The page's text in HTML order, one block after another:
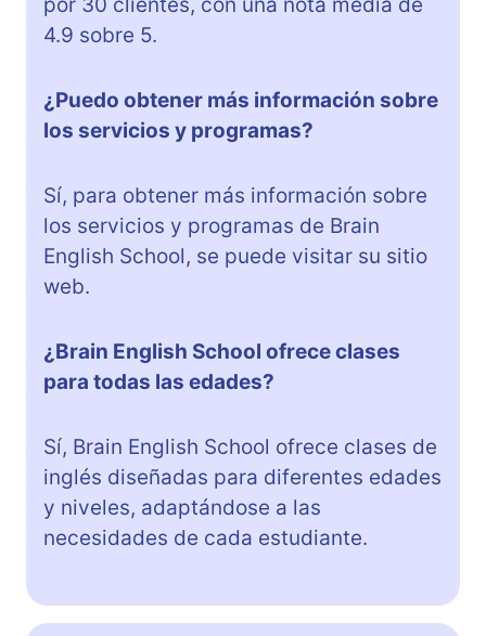
4.9 sobre 5.
¿Puedo obtener más información sobre
los servicios y programas?
Sí, para obtener más información sobre
los servicios y programas de Brain
English School, se puede visitar su sitio
web.
¿Brain English School ofrece clases
para todas las edades?
Sí, Brain English School ofrece clases de
inglés diseñadas para diferentes edades
y niveles, adaptándose a las
necesidades de cada estudiante.